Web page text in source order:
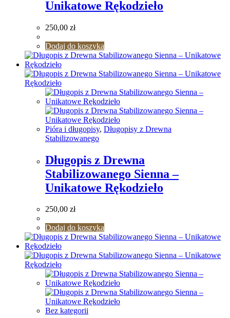
Unikatowe Rękodzieło
250,00 zł
Dodaj do koszyka
Pióra i długopisy, Długopisy z Drewna
Stabilizowanego
Długopis z Drewna
Stabilizowanego Sienna –
Unikatowe Rękodzieło
250,00 zł
Dodaj do koszyka
Bez kategorii